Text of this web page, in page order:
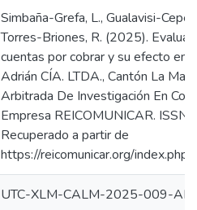
Simbaña-Grefa, L., Gualavisi-
Torres-Briones, R. (2025).
cuentas por cobrar y su efecto en
Adrián CÍA. LTDA., Cantón La
Arbitrada De Investigación En
Empresa REICOMUNICAR.
Recuperado a partir de
https://reicomunicar.org/
UTC-XLM-CALM-2025-009-